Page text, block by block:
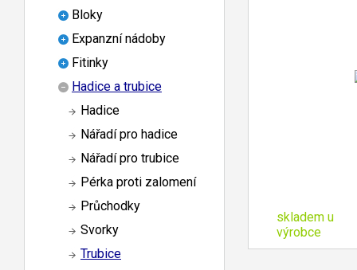
Bloky
Expanzní nádoby
Fitinky
Hadice a trubice
Hadice
Nářadí pro hadice
Nářadí pro trubice
Pérka proti zalomení
Průchodky
Svorky
Trubice
skladem u
výrobce